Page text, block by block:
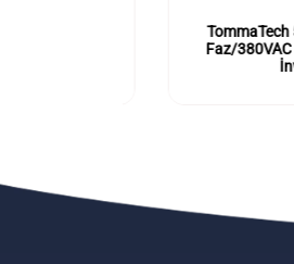
TommaTech 5,5
Faz/380VAC
İnverteri